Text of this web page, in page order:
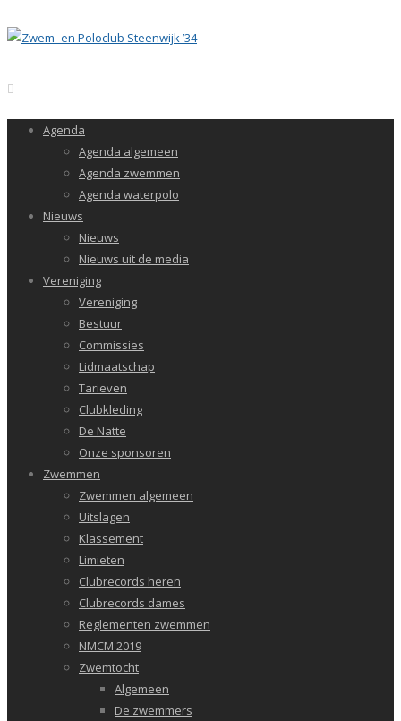
Agenda
Agenda algemeen
Agenda zwemmen
Agenda waterpolo
Nieuws
Nieuws
Nieuws uit de media
Vereniging
Vereniging
Bestuur
Commissies
Lidmaatschap
Tarieven
Clubkleding
De Natte
Onze sponsoren
Zwemmen
Zwemmen algemeen
Uitslagen
Klassement
Limieten
Clubrecords heren
Clubrecords dames
Reglementen zwemmen
NMCM 2019
Zwemtocht
Algemeen
De zwemmers